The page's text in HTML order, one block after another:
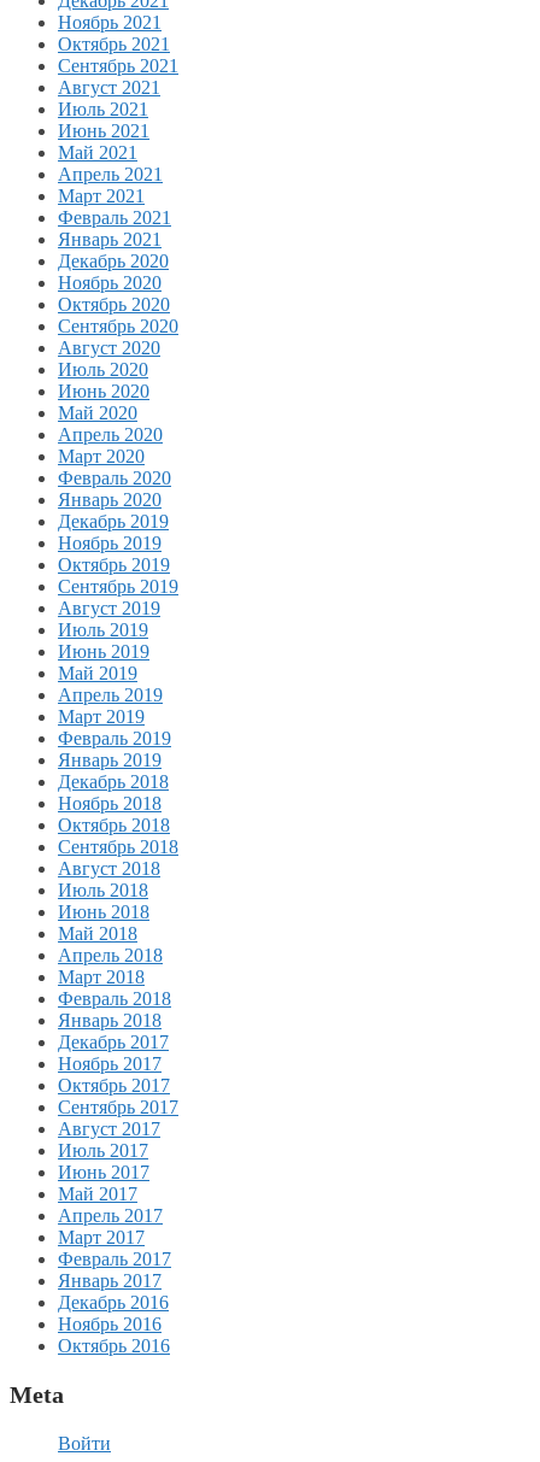
Ноябрь 2021
Октябрь 2021
Сентябрь 2021
Август 2021
Июль 2021
Июнь 2021
Май 2021
Апрель 2021
Март 2021
Февраль 2021
Январь 2021
Декабрь 2020
Ноябрь 2020
Октябрь 2020
Сентябрь 2020
Август 2020
Июль 2020
Июнь 2020
Май 2020
Апрель 2020
Март 2020
Февраль 2020
Январь 2020
Декабрь 2019
Ноябрь 2019
Октябрь 2019
Сентябрь 2019
Август 2019
Июль 2019
Июнь 2019
Май 2019
Апрель 2019
Март 2019
Февраль 2019
Январь 2019
Декабрь 2018
Ноябрь 2018
Октябрь 2018
Сентябрь 2018
Август 2018
Июль 2018
Июнь 2018
Май 2018
Апрель 2018
Март 2018
Февраль 2018
Январь 2018
Декабрь 2017
Ноябрь 2017
Октябрь 2017
Сентябрь 2017
Август 2017
Июль 2017
Июнь 2017
Май 2017
Апрель 2017
Март 2017
Февраль 2017
Январь 2017
Декабрь 2016
Ноябрь 2016
Октябрь 2016
Meta
Войти